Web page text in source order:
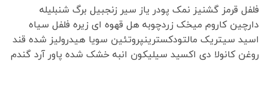
فلفل قرمز گشنیز نمک پودر یاز سیر زنجبیل برگ شنبلیله
دارچین کاروم میخک زردچوبه هل قهوه ای زیره فلفل سیاه
اسید سیتریک مالتودکسترینپروتئین سویا هیدرولیز شده قند
روغن کانولا دی اکسید سیلیکون انبه خشک شده پاور آرد گندم